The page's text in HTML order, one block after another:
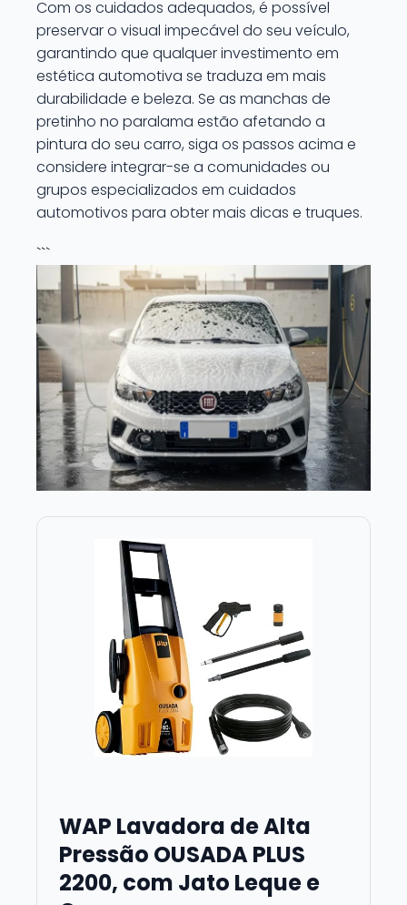
Com os cuidados adequados, é possível
preservar o visual impecável do seu veículo,
garantindo que qualquer investimento em
estética automotiva se traduza em mais
durabilidade e beleza. Se as manchas de
pretinho no paralama estão afetando a
pintura do seu carro, siga os passos acima e
considere integrar-se a comunidades ou
grupos especializados em cuidados
automotivos para obter mais dicas e truques.
```
WAP Lavadora de Alta
Pressão OUSADA PLUS
2200, com Jato Leque e